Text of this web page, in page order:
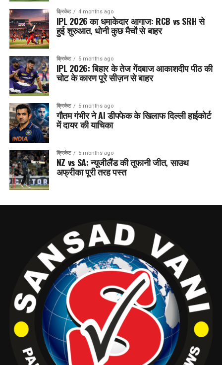
क्रिकेट 4 months ago
IPL 2026 का धमाकेदार आगाज: RCB vs SRH से
हुई शुरुआत, धोनी कुछ मैचों से बाहर
क्रिकेट 5 months ago
IPL 2026: बिहार के तेज गेंदबाज आकाशदीप पीठ की
चोट के कारण पूरे सीज़न से बाहर
क्रिकेट 5 months ago
गौतम गंभीर ने AI डीपफेक के खिलाफ दिल्ली हाईकोर्ट
में दायर की याचिका
क्रिकेट 5 months ago
NZ vs SA: न्यूजीलैंड की तूफानी जीत, साउथ
अफ्रीका पूरी तरह पस्त